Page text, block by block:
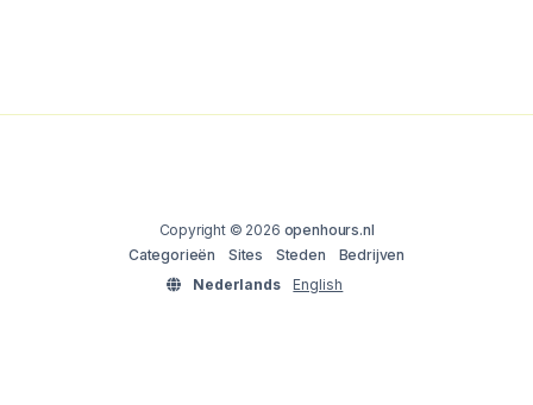
Copyright © 2026 openhours.nl
Categorieën
Sites Steden
Bedrijven
Nederlands
English